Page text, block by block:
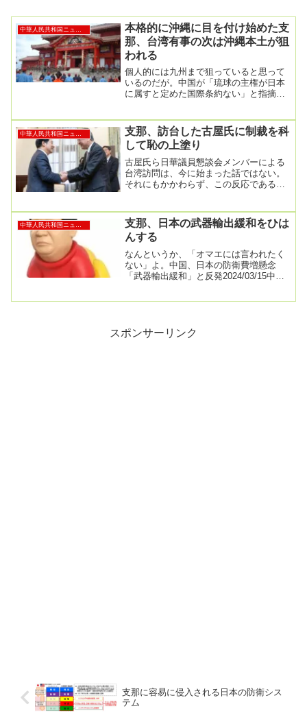
中華人民共和国ニュース
本格的に沖縄に目を付け始めた支
那、台湾有事の次は沖縄本土が狙
われる
個人的には九州まで狙っていると思って
いるのだが。中国が「琉球の主権が日本
に属すと定めた国際条約ない」と指摘
支那、訪台した古屋氏に制裁を科
して恥の上塗り
古屋氏ら日華議員懇談会メンバーによる
台湾訪問は、今に始まった話ではない。
それにもかかわらず、この反応である。
中華人民共和国ニュース
支那、日本の武器輸出緩和をひは
んする
なんというか、「オマエには言われたく
ない」よ。中国、日本の防衛費増懸念
「武器輸出緩和」と反発2024/03/15中国
スポンサーリンク
支那に容易に侵入される日本の防衛シス
テム